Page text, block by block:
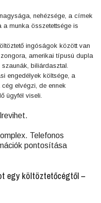
nehézsége, a címek
a munka összetettsége is
ingóságok között van
amerikai típusú dupla
szaunák, biliárdasztal.
engedélyek költsége, a
elvégzi, de ennek
ügyfél viseli.
Telefonos
pontosítása
egy költöztetőcégtől –